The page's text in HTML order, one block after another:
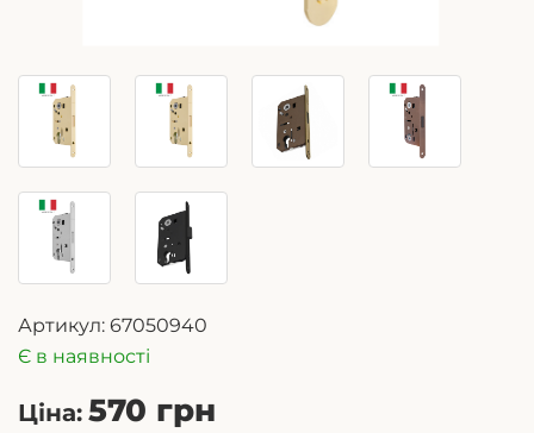
Артикул: 67050940
Є в наявності
Ціна: 570 грн